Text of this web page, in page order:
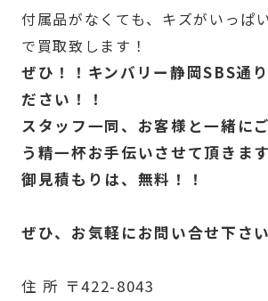
付属品がなくても、キズがいっぱ
で買取致します！
ぜひ！！キンバリー静岡SBS通
ださい！！
スタッフ一同、お客様と一緒に
う精一杯お手伝いさせて頂きま
御見積もりは、無料！！
ぜひ、お気軽にお問い合せ下さい
住 所 〒422-8043